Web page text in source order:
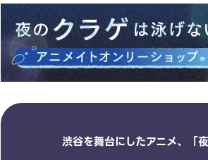
渋谷を舞台にしたアニメ、「